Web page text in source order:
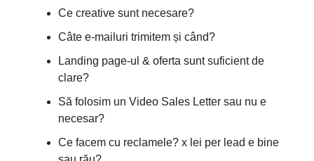
Ce creative sunt necesare?
Câte e-mailuri trimitem și când?
Landing page-ul & oferta sunt suficient de
clare?
Să folosim un Video Sales Letter sau nu e
necesar?
Ce facem cu reclamele? x lei per lead e bine